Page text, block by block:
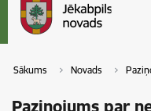
Sākums Novads
Paziņojums par